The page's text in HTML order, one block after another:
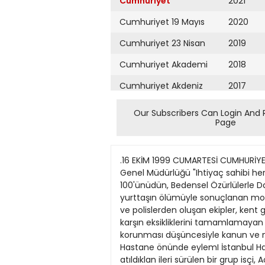
Cumhuriyet 19 Mayıs
Cumhuriyet 23 Nisan
Cumhuriyet Akademi
Cumhuriyet Akdeniz
Cumhuriyet Alışveriş
Cumhuriyet Ankara
Cumhuriyet Büyük
Taaruz
Cumhuriyet
Cumartesi
Cumhuriyet Çevre
2020
2019
2018
2017
2016
2015
2013
2011
2010
2009
Our Subscribers Can Login And
Page
.16 EKİM 1999 CUMARTESİ CUMHURİYET SAYFA HABERLER 9 MOHPiyangodan özüriütere bağpş • tstanbul Haber Servisı - Milli Piyango Idaresi Genel Müdürlüğü "Ihtiyaç sahibi her özürlüye tekerlekli sandalye" kampanyası kapsamında dağıtacağı 500 tekerlekli sandalyenin 100'ünüdün, Bedensel Özürlülerle Dayamşma Demeği'ne bağışladı. İstanbul'da deneüeme • İstanbul Haber Servisi - Mavı Çarşfda 13 yurttaşın ölümüyle sonuçlanan molotofkokteylli saldmnın ardından harekete geçen tstanbul Valiliği'nin itfaiye, belediye, sivil savunma ve polislerden oluşan ekipler, kent genelinde yaptırdığı denetlemeler sonucunda. toplam 49 bin 721 işyeri ıncelendı. Yapılan uyanlara karşın eksikliklerini tamamlamayan toplam 3 bin 497 işyeri hakkında. "Yetkili makamlar tarafindan kamu güvenliği ve düzeninin korunması düşüncesiyle kanun ve nizamlara aykın olmayarak verilen bir buyruğu dinlememek" nedeniyle suç duvurusunda bulunuldu. Hastane önünde eylemI İstanbul Haber Servisi- Marmara Üniversitesi Tıp Fakültesi Vakfi'ndan sendikah olduklan gerekçesiyle işten atıldıklan ileri sürülen bir grup isçi, Academik Hospital önünde dün eylem yaptı. Tez Kop-lş Sendikası Genel Başkanı Sadık Özben yaptığı açıklamada, işçilerin haksız yere işten aüldıklannı belirtti. İTÜ'de mezuniyet töreni • tstanbul Haber Servisi - İTÜ Vakfi, Eğitim ve Kültür Tesisleri Turizm Eğitim Bölümü 10. dönem mezunlanna, İTÜ Vakfi Maçka Sosyal Tesisleri'nde dün düzenlenen törenle diplomalannı verdi. Turizm eğitim sorumlusu Şaban Ali Yaşaroğlu, temel arnaçlanmn geleceğin - • n-*: .* settörü olanTurizm ~ " sektöründe çağdaş ve profesyonel insan tipi yetiştirmek olduğunu belirterek bugüne kadar 349 öğrencinin bu bölümden mezun olduğunu söyledi. HepatitB taraması • tstanbul Haber Servisi - Viral Hepatitle Savaşım Derneği'nin Türkiye çapında düzenlediği "Hepatit B Tarama Kampanyası" yunuslarla başladı. İstanbul Emniyet Müdürlüğü'nde görevli, motorize polis timleri 10 yunustan dün Levent'teki merkezden kan alındı. Yetkıliler kampanya çerçevesinde 5 bin Çevik Kuvvet polisinin taranacağını belirttiler. Tiroid hastalıkları • tstanbul Haber Servisi - İstanbul Üniversitesi Cerrahpaşa Tıp Fakültesi'nde dün Prof. Dr. Hüsrev Hatemi başkanlığında "Tiroid Hastahklannın Tanı, Tedavi ve Tiroid Kanser Türleri" konulu bir sempozyum düzenlendi. Sempozyumda konuşan Prof. Hatemi, ülkemizin bir guatr ülkesi olduğunu kaydederek hastalığın en fazla görüldüğü bölgenin, toprağı iyottan yoksun olan Karadenız olduğunu belirtti. Okul Saghğı Kongresr • tstanbul Haber Servisi -